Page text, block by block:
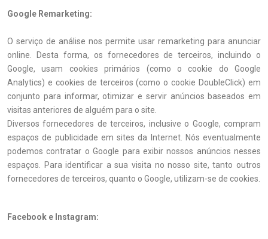
Google Remarketing:
O serviço de análise nos permite usar remarketing para anunciar
online. Desta forma, os fornecedores de terceiros, incluindo o
Google, usam cookies primários (como o cookie do Google
Analytics) e cookies de terceiros (como o cookie DoubleClick) em
conjunto para informar, otimizar e servir anúncios baseados em
visitas anteriores de alguém para o site.
Diversos fornecedores de terceiros, inclusive o Google, compram
espaços de publicidade em sites da Internet. Nós eventualmente
podemos contratar o Google para exibir nossos anúncios nesses
espaços. Para identificar a sua visita no nosso site, tanto outros
fornecedores de terceiros, quanto o Google, utilizam-se de cookies.
Facebook e Instagram: